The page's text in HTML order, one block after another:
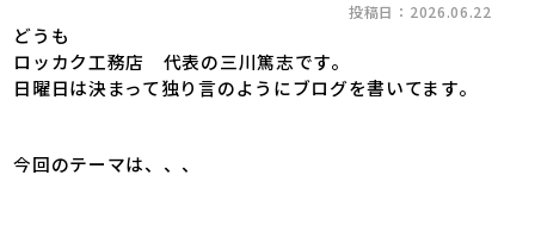
投稿日：2026.06.22
どうも
ロッカク工務店 代表の三川篤志です。
日曜日は決まって独り言のようにブログを書いてます。
今回のテーマは、、、